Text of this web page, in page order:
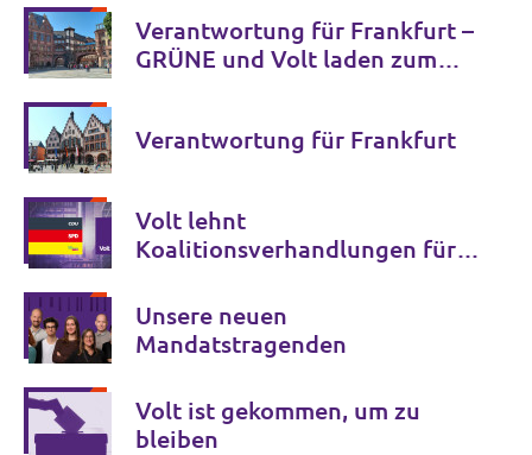
Verantwortung für Frankfurt –
GRÜNE und Volt laden zum
Verantwortung für Frankfurt
Volt lehnt
Koalitionsverhandlungen für
Unsere neuen
Mandatstragenden
Volt ist gekommen, um zu
bleiben